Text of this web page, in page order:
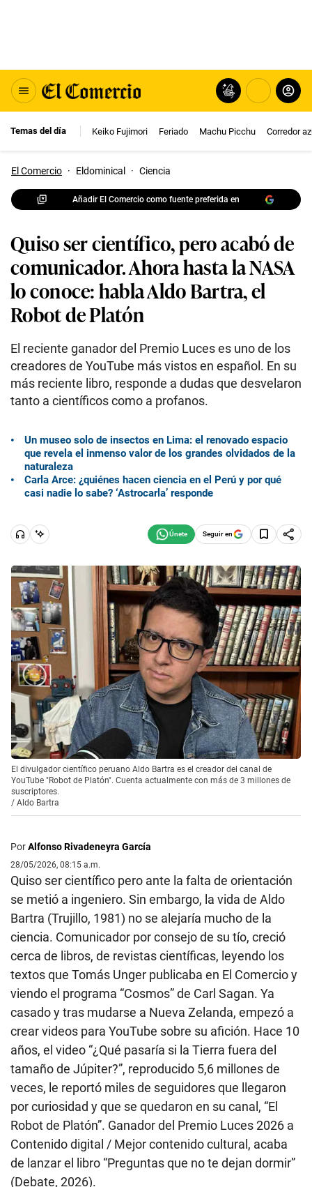
Temas del día Keiko Fujimori Feriado Machu Picchu Corredor
El Comercio · Eldominical · Ciencia
Añadir El Comercio como fuente preferida en
Quiso ser científico, pero acabó de
comunicador. Ahora hasta la NASA
lo conoce: habla Aldo Bartra, el
Robot de Platón
El reciente ganador del Premio Luces es uno de los
creadores de YouTube más vistos en español. En su
más reciente libro, responde a dudas que desvelaron
tanto a científicos como a profanos.
Un museo solo de insectos en Lima: el renovado espacio
que revela el inmenso valor de los grandes olvidados de la
naturaleza
Carla Arce: ¿quiénes hacen ciencia en el Perú y por qué
casi nadie lo sabe? ‘Astrocarla’ responde
Seguir en
El divulgador científico peruano Aldo Bartra es el creador del canal de
YouTube "Robot de Platón". Cuenta actualmente con más de 3 millones de
suscriptores.
/ Aldo Bartra
PorAlfonso Rivadeneyra García
28/05/2026, 08:15 a.m.
Quiso ser científico pero ante la falta de orientación
se metió a ingeniero. Sin embargo, la vida de Aldo
Bartra (Trujillo, 1981) no se alejaría mucho de la
ciencia. Comunicador por consejo de su tío, creció
cerca de libros, de revistas científicas, leyendo los
textos que Tomás Unger publicaba en El Comercio y
viendo el programa “Cosmos” de Carl Sagan. Ya
casado y tras mudarse a Nueva Zelanda, empezó a
crear videos para YouTube sobre su afición. Hace 10
años, el video “¿Qué pasaría si la Tierra fuera del
tamaño de Júpiter?”, reproducido 5,6 millones de
veces, le reportó miles de seguidores que llegaron
por curiosidad y que se quedaron en su canal, “El
Robot de Platón”. Ganador del Premio Luces 2026 a
Contenido digital / Mejor contenido cultural, acaba
de lanzar el libro “Preguntas que no te dejan dormir”
(Debate, 2026).